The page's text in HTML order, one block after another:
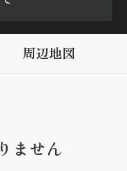
周辺地図
ません